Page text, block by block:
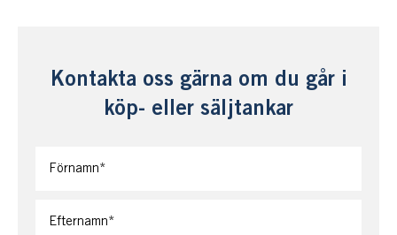
Kontakta oss gärna om du går i
köp- eller säljtankar